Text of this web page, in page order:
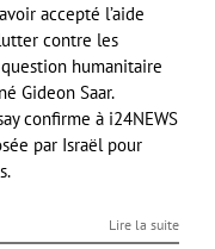
accepté l’aide
contre les
humanitaire
Gideon Saar.
confirme à i24NEWS
par Israël pour
Lire la suite